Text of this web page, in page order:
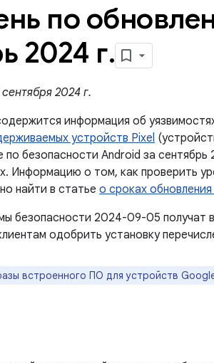
по
2024 г.
2024 г.
информация об
устройств Pixel
по безопасности Android за
Информацию о том, как проверить
найти в статье о сроках
безопасности 2024-09-05
одобрить установку
встроенного ПО для устройств